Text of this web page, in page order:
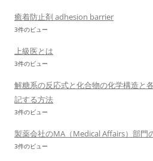
癒着防止剤 adhesion barrier
3件のビュー
上級医とは
3件のビュー
解糖系の反応式と化合物の化学構造と
記する方法
3件のビュー
製薬会社のMA（Medical Affairs）部門
3件のビュー